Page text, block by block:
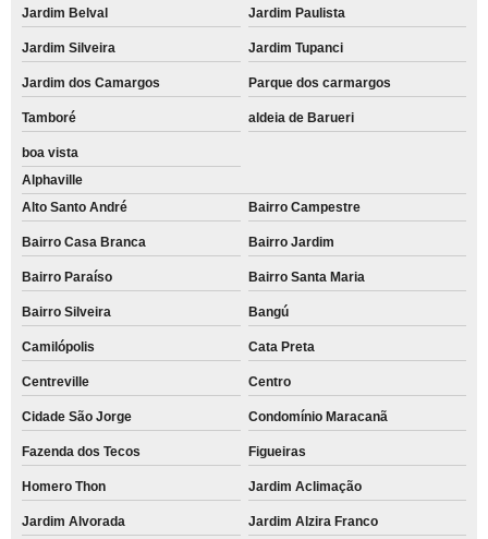
Jardim Belval Jardim Paulista
Jardim Silveira Jardim Tupanci
Jardim dos Camargos Parque dos carmargos
Tamboré aldeia de Barueri
boa vista
Alphaville
Alto Santo André
Bairro Campestre
Bairro Casa Branca Bairro Jardim
Bairro Paraíso Bairro Santa Maria
Bairro Silveira Bangú
Camilópolis Cata Preta
Centreville Centro
Cidade São Jorge Condomínio Maracanã
Fazenda dos Tecos Figueiras
Homero Thon Jardim Aclimação
Jardim Alvorada Jardim Alzira Franco